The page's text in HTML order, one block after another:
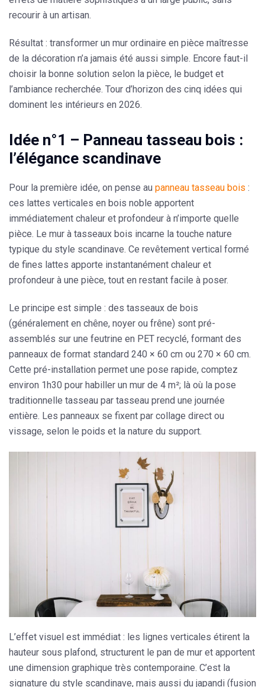
recourir à un artisan.
Résultat : transformer un mur ordinaire en pièce maîtresse
de la décoration n’a jamais été aussi simple. Encore faut-il
choisir la bonne solution selon la pièce, le budget et
l’ambiance recherchée. Tour d’horizon des cinq idées qui
dominent les intérieurs en 2026.
Idée n°1 – Panneau tasseau bois :
l’élégance scandinave
Pour la première idée, on pense au panneau tasseau bois :
ces lattes verticales en bois noble apportent
immédiatement chaleur et profondeur à n’importe quelle
pièce. Le mur à tasseaux bois incarne la touche nature
typique du style scandinave. Ce revêtement vertical formé
de fines lattes apporte instantanément chaleur et
profondeur à une pièce, tout en restant facile à poser.
Le principe est simple : des tasseaux de bois
(généralement en chêne, noyer ou frêne) sont pré-
assemblés sur une feutrine en PET recyclé, formant des
panneaux de format standard 240 × 60 cm ou 270 × 60 cm.
Cette pré-installation permet une pose rapide, comptez
environ 1h30 pour habiller un mur de 4 m²; là où la pose
traditionnelle tasseau par tasseau prend une journée
entière. Les panneaux se fixent par collage direct ou
vissage, selon le poids et la nature du support.
L’effet visuel est immédiat : les lignes verticales étirent la
hauteur sous plafond, structurent le pan de mur et apportent
une dimension graphique très contemporaine. C’est la
signature du style scandinave, mais aussi du japandi (fusion